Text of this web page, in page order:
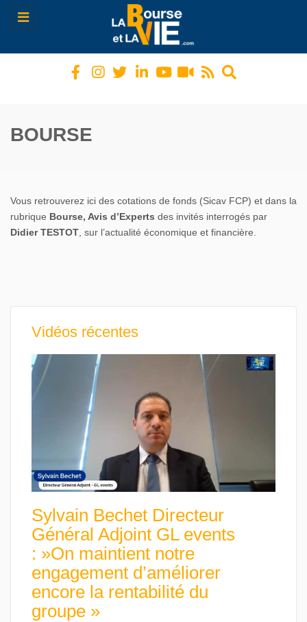
Toggle
navigation
BOURSE
Vous retrouverez ici des cotations de fonds (Sicav FCP) et dans la
rubrique Bourse, Avis d’Experts des invités interrogés par
Didier TESTOT , sur l’actualité économique et financière.
Vidéos récentes
Sylvain Bechet Directeur
Général Adjoint GL events
: »On maintient notre
engagement d’améliorer
encore la rentabilité du
groupe »